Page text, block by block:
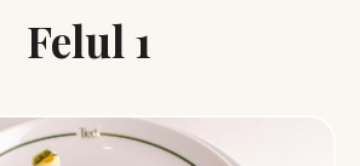
Felul 1